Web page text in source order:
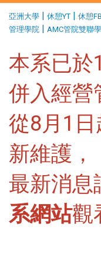
亞洲大學 | 休憩YT | 休憩FB
管理學院 | AMC管院雙聯
本系已於
併入經營
從8月1
新維護，
最新消息
系網站觀